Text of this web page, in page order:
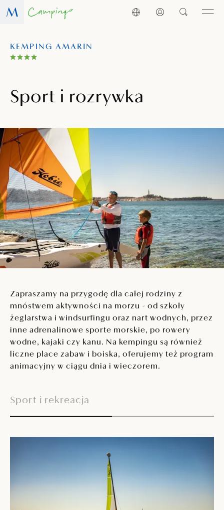
KEMPING AMARIN
Sport i rozrywka
Zapraszamy na przygodę dla całej rodziny z
mnóstwem aktywności na morzu - od szkoły
żeglarstwa i windsurfingu oraz nart wodnych, przez
inne adrenalinowe sporte morskie, po rowery
wodne, kajaki czy kanu. Na kempingu są również
liczne place zabaw i boiska, oferujemy też program
animacyjny w ciągu dnia i wieczorem.
Sport i rekreacja